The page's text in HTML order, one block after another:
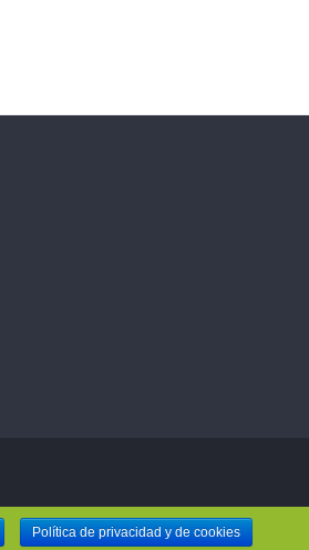
Política de privacidad y de cookies